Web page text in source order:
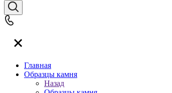
Главная
Образцы камня
Назад